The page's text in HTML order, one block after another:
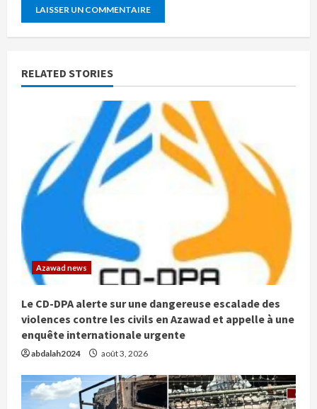
RELATED STORIES
Azawad news
Le CD-DPA alerte sur une dangereuse escalade des
violences contre les civils en Azawad et appelle à une
enquête internationale urgente
abdalah2024 août 3, 2026